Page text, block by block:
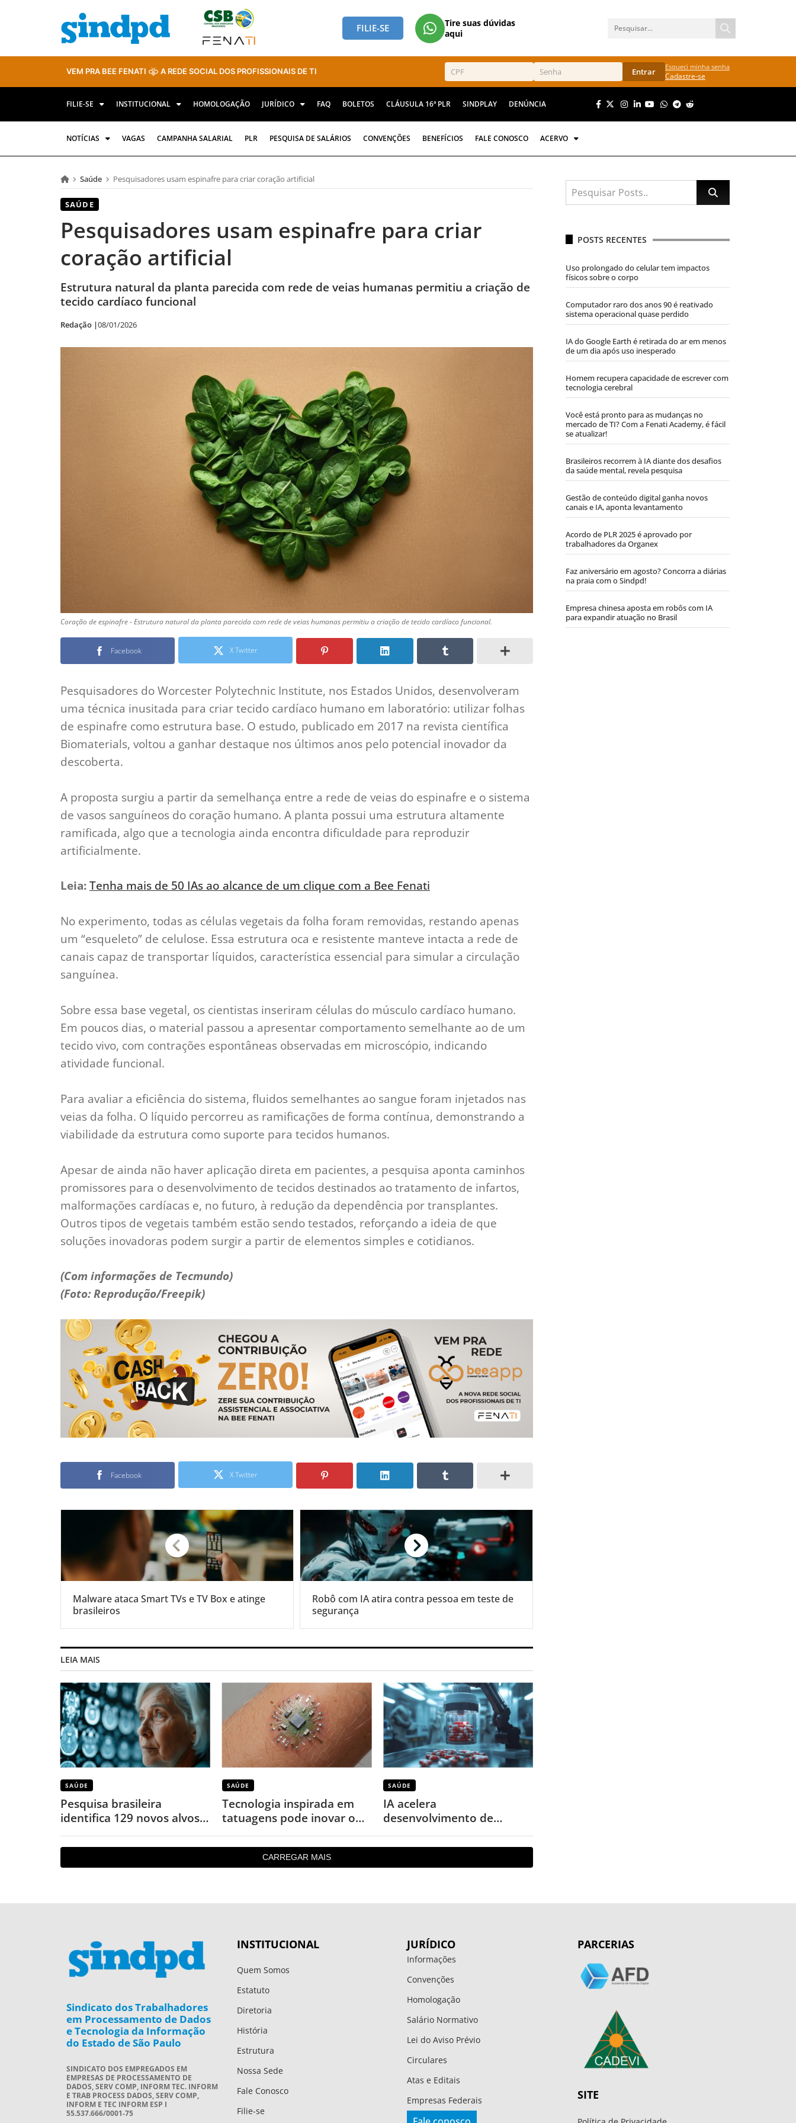
FILIE-SE
Tire suas dúvidas
aqui
VEM PRA BEE FENATI A REDE SOCIAL DOS PROFISSIONAIS DE TI Entrar Esqueci minha senha
Cadastre-se
FILIE-SE INSTITUCIONAL HOMOLOGAÇÃO JURÍDICO FAQ BOLETOS CLÁUSULA 16ª PLR SINDPLAY DENÚNCIA
NOTÍCIAS VAGAS CAMPANHA SALARIAL PLR PESQUISA DE SALÁRIOS CONVENÇÕES BENEFÍCIOS FALE CONOSCO ACERVO
Saúde Pesquisadores usam espinafre para criar coração artificial
SAÚDE
Pesquisadores usam espinafre para criar
coração artificial
Estrutura natural da planta parecida com rede de veias humanas permitiu a criação de
tecido cardíaco funcional
Redação |08/01/2026
Coração de espinafre - Estrutura natural da planta parecida com rede de veias humanas permitiu a criação de tecido cardíaco funcional.
Facebook X Twitter
Pesquisadores do Worcester Polytechnic Institute, nos Estados Unidos, desenvolveram
uma técnica inusitada para criar tecido cardíaco humano em laboratório: utilizar folhas
de espinafre como estrutura base. O estudo, publicado em 2017 na revista científica
Biomaterials, voltou a ganhar destaque nos últimos anos pelo potencial inovador da
descoberta.
A proposta surgiu a partir da semelhança entre a rede de veias do espinafre e o sistema
de vasos sanguíneos do coração humano. A planta possui uma estrutura altamente
ramificada, algo que a tecnologia ainda encontra dificuldade para reproduzir
artificialmente.
Leia:Tenha mais de 50 IAs ao alcance de um clique com a Bee Fenati
No experimento, todas as células vegetais da folha foram removidas, restando apenas
um “esqueleto” de celulose. Essa estrutura oca e resistente manteve intacta a rede de
canais capaz de transportar líquidos, característica essencial para simular a circulação
sanguínea.
Sobre essa base vegetal, os cientistas inseriram células do músculo cardíaco humano.
Em poucos dias, o material passou a apresentar comportamento semelhante ao de um
tecido vivo, com contrações espontâneas observadas em microscópio, indicando
atividade funcional.
Para avaliar a eficiência do sistema, fluidos semelhantes ao sangue foram injetados nas
veias da folha. O líquido percorreu as ramificações de forma contínua, demonstrando a
viabilidade da estrutura como suporte para tecidos humanos.
Apesar de ainda não haver aplicação direta em pacientes, a pesquisa aponta caminhos
promissores para o desenvolvimento de tecidos destinados ao tratamento de infartos,
malformações cardíacas e, no futuro, à redução da dependência por transplantes.
Outros tipos de vegetais também estão sendo testados, reforçando a ideia de que
soluções inovadoras podem surgir a partir de elementos simples e cotidianos.
(Com informações de Tecmundo)
(Foto: Reprodução/Freepik)
Facebook X Twitter
Malware ataca Smart TVs e TV Box e atinge
brasileiros
Robô com IA atira contra pessoa em teste de
segurança
LEIA MAIS
SAÚDE
Pesquisa brasileira
identifica 129 novos alvos
para combater o Alzheimer
SAÚDE
Tecnologia inspirada em
tatuagens pode inovar o
monitoramento da saúde
SAÚDE
IA acelera
desenvolvimento de
remédios e movimenta
bilhões
CARREGAR MAIS
POSTS RECENTES
Uso prolongado do celular tem impactos
físicos sobre o corpo
Computador raro dos anos 90 é reativado
sistema operacional quase perdido
IA do Google Earth é retirada do ar em menos
de um dia após uso inesperado
Homem recupera capacidade de escrever com
tecnologia cerebral
Você está pronto para as mudanças no
mercado de TI? Com a Fenati Academy, é fácil
se atualizar!
Brasileiros recorrem à IA diante dos desafios
da saúde mental, revela pesquisa
Gestão de conteúdo digital ganha novos
canais e IA, aponta levantamento
Acordo de PLR 2025 é aprovado por
trabalhadores da Organex
Faz aniversário em agosto? Concorra a diárias
na praia com o Sindpd!
Empresa chinesa aposta em robôs com IA
para expandir atuação no Brasil
Sindicato dos Trabalhadores
em Processamento de Dados
e Tecnologia da Informação
do Estado de São Paulo
SINDICATO DOS EMPREGADOS EM
EMPRESAS DE PROCESSAMENTO DE
DADOS, SERV COMP, INFORM TEC. INFORM
E TRAB PROCESS DADOS, SERV COMP,
INFORM E TEC INFORM ESP I
55.537.666/0001-75
INSTITUCIONAL
Quem Somos
Estatuto
Diretoria
História
Estrutura
Nossa Sede
Fale Conosco
Filie-se
JURÍDICO
Informações
Convenções
Homologação
Salário Normativo
Lei do Aviso Prévio
Circulares
Atas e Editais
Empresas Federais
PARCERIAS
SITE